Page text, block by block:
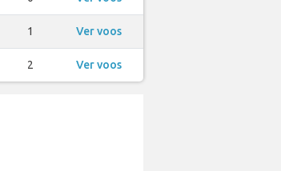
1 Ver voos
2 Ver voos